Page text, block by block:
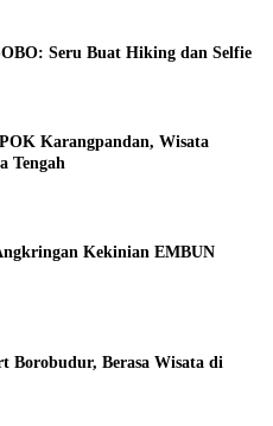
Seru Buat Hiking dan Selfie
Karangpandan, Wisata
Tengah
Kekinian EMBUN
Borobudur, Berasa Wisata di